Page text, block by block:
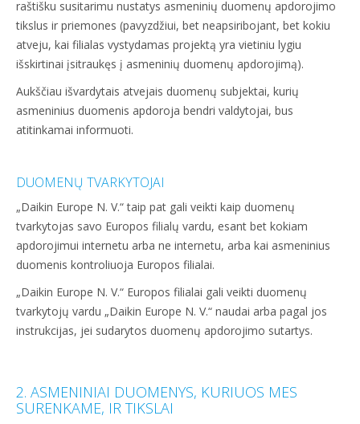
raštišku susitarimu nustatys asmeninių duomenų apdorojimo
tikslus ir priemones (pavyzdžiui, bet neapsiribojant, bet kokiu
atveju, kai filialas vystydamas projektą yra vietiniu lygiu
išskirtinai įsitraukęs į asmeninių duomenų apdorojimą).
Aukščiau išvardytais atvejais duomenų subjektai, kurių
asmeninius duomenis apdoroja bendri valdytojai, bus
atitinkamai informuoti.
DUOMENŲ TVARKYTOJAI
„Daikin Europe N. V.“ taip pat gali veikti kaip duomenų
tvarkytojas savo Europos filialų vardu, esant bet kokiam
apdorojimui internetu arba ne internetu, arba kai asmeninius
duomenis kontroliuoja Europos filialai.
„Daikin Europe N. V.“ Europos filialai gali veikti duomenų
tvarkytojų vardu „Daikin Europe N. V.“ naudai arba pagal jos
instrukcijas, jei sudarytos duomenų apdorojimo sutartys.
2. ASMENINIAI DUOMENYS, KURIUOS MES
SURENKAME, IR TIKSLAI